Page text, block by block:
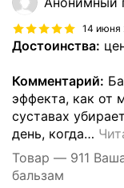
14 июня
Достоинства:
Комментарий:
эффекта, как от
суставах
день, когда…
Товар — 911
бальзам